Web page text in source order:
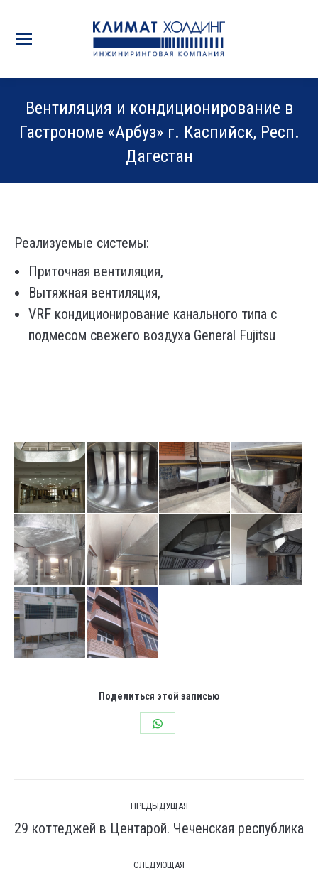
Вентиляция и кондиционирование в
Гастрономе «Арбуз» г. Каспийск, Респ.
Дагестан
Реализуемые системы:
Приточная вентиляция,
Вытяжная вентиляция,
VRF кондиционирование канального типа с
подмесом свежего воздуха General Fujitsu
Поделиться этой записью
по
комментариям
ПРЕДЫДУЩАЯ
Предыдущая
29 коттеджей в Центарой. Чеченская республика
СЛЕДУЮЩАЯ